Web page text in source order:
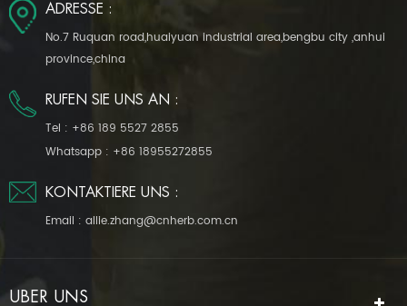
ADRESSE :
No.7 Ruquan road,huaiyuan industrial area,bengbu city ,anhui
province,china
RUFEN SIE UNS AN :
Tel : +86 189 5527 2855
Whatsapp : +86 18955272855
KONTAKTIERE UNS :
Email : allie.zhang@cnherb.com.cn
ÜBER UNS